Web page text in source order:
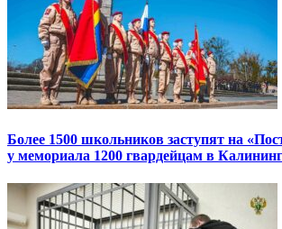
Более 1500 школьников заступят на
у мемориала 1200 гвардейцам в